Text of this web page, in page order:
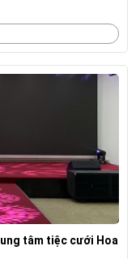
tâm tiệc cưới Hoa